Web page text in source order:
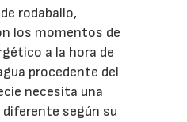
rodaballo,
los momentos de
a la hora de
procedente del
necesita una
según su